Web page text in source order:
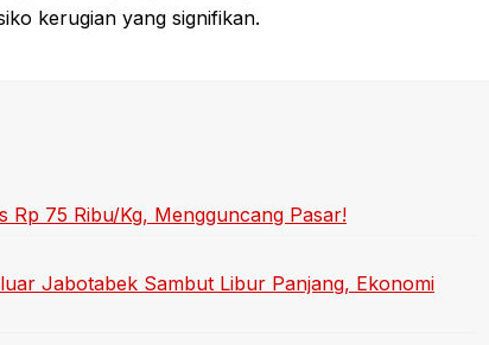
kerugian yang signifikan.
Rp 75 Ribu/Kg, Mengguncang Pasar!
Jabotabek Sambut Libur Panjang, Ekonomi